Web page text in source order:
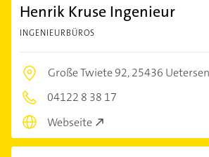
Henrik Kruse Ingenieur
INGENIEURBÜROS
Große Twiete 92,25436 Uetersen
04122 8 38 17
Webseite